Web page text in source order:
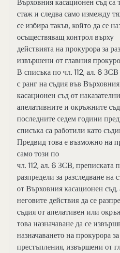
Върховния касационен съд са
стаж и следва само измежду
се избира такъв, който да се
осъществяващ контрол върху
действията на прокурора за
извършени от главния
В списъка по чл. 112, ал. 6
с ранг на съдия във Върховния
касационен съд от
апелативните и окръжните
последните седем години
списъка са работили като
Предвид това е възможно на
само този по
чл. 112, ал. 6 ЗСВ, преписката
разпредели за разследване на
от Върховния касационен съд,
неговите действия да се
съдия от апелативен или
това назначаване да се
назначаването на прокурора
престъпления, извършени от